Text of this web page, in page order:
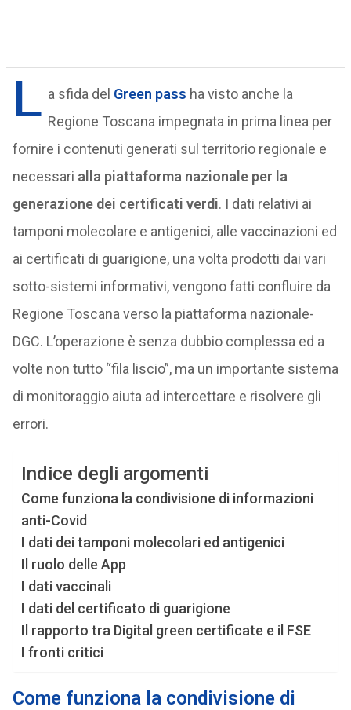
L a sfida del Green pass ha visto anche la
Regione Toscana impegnata in prima linea per
fornire i contenuti generati sul territorio regionale e
necessari alla piattaforma nazionale per la
generazione dei certificati verdi. I dati relativi ai
tamponi molecolare e antigenici, alle vaccinazioni ed
ai certificati di guarigione, una volta prodotti dai vari
sotto-sistemi informativi, vengono fatti confluire da
Regione Toscana verso la piattaforma nazionale-
DGC. L’operazione è senza dubbio complessa ed a
volte non tutto “fila liscio”, ma un importante sistema
di monitoraggio aiuta ad intercettare e risolvere gli
errori.
Indice degli argomenti
Come funziona la condivisione di informazioni
anti-Covid
I dati dei tamponi molecolari ed antigenici
Il ruolo delle App
I dati vaccinali
I dati del certificato di guarigione
Il rapporto tra Digital green certificate e il FSE
I fronti critici
Come funziona la condivisione di